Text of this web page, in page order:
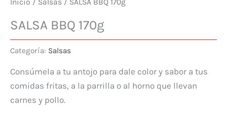
Inicio / Salsas / SALSA BBQ 170g
SALSA BBQ 170g
Categoría: Salsas
Consúmela a tu antojo para dale color y sabor a tus
comidas fritas, a la parrilla o al horno que llevan
carnes y pollo.